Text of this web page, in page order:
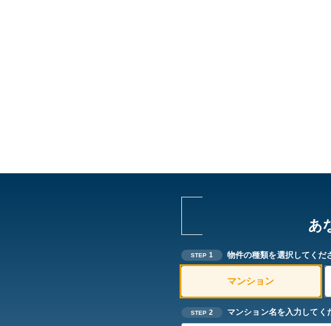
あ
STEP 1 物件の種類を選択してくだ
マンション
STEP 2 マンション名を入力してく